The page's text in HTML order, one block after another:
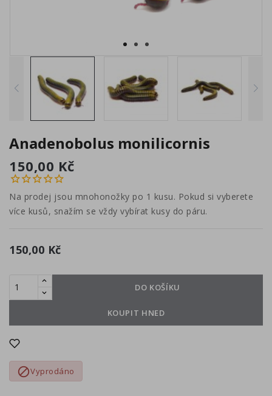
Anadenobolus monilicornis
150,00 Kč
Na prodej jsou mnohonožky po 1 kusu. Pokud si vyberete
více kusů, snažím se vždy vybírat kusy do páru.
150,00 Kč
DO KOŠÍKU
KOUPIT HNED
Vyprodáno